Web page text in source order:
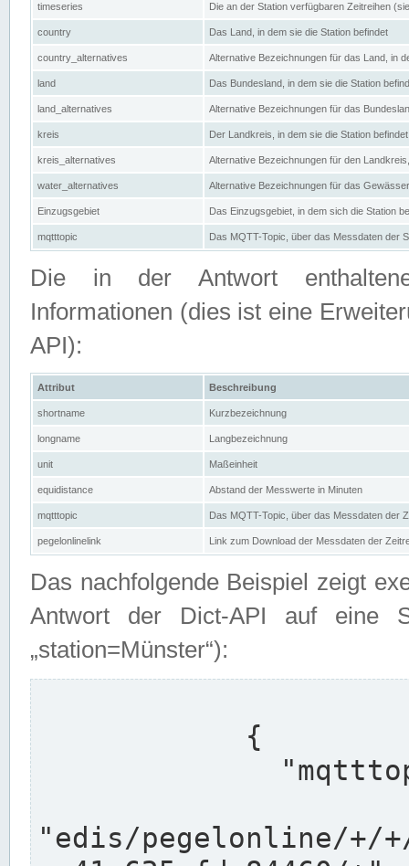
timeseries Die an der Station verfügbaren Zeitreihen
country Das Land, in dem sie die Station befindet
country_alternatives Alternative Bezeichnungen für das Land, in
land Das Bundesland, in dem sie die Station
land_alternatives Alternative Bezeichnungen für das
kreis Der Landkreis, in dem sie die Station befindet
kreis_alternatives Alternative Bezeichnungen für den
water_alternatives Alternative Bezeichnungen für das
Einzugsgebiet Das Einzugsgebiet, in dem sich die Station
mqtttopic Das MQTT-Topic, über das Messdaten der
Die in der Antwort
Informationen (dies ist eine
API):
Attribut Beschreibung
shortname Kurzbezeichnung
longname Langbezeichnung
unit Maßeinheit
equidistance Abstand der Messwerte in Minuten
mqtttopic Das MQTT-Topic, über das Messdaten der
pegelonlinelink Link zum Download der Messdaten der
Das nachfolgende Beispiel zeigt
Antwort der Dict-API auf eine
„station=Münster“):
"edis/pegelonline/+/